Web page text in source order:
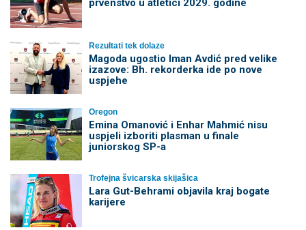
prvenstvo u atletici 2029. godine
Rezultati tek dolaze
Magoda ugostio Iman Avdić pred velike
izazove: Bh. rekorderka ide po nove
uspjehe
Oregon
Emina Omanović i Enhar Mahmić nisu
uspjeli izboriti plasman u finale
juniorskog SP-a
Trofejna švicarska skijašica
Lara Gut-Behrami objavila kraj bogate
karijere